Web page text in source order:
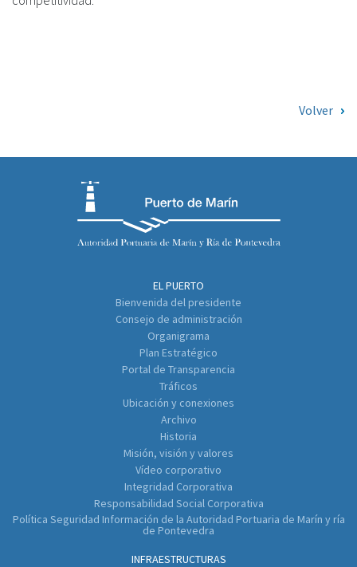
Volver
EL PUERTO
Bienvenida del presidente
Consejo de administración
Organigrama
Plan Estratégico
Portal de Transparencia
Tráficos
Ubicación y conexiones
Archivo
Historia
Misión, visión y valores
Vídeo corporativo
Integridad Corporativa
Responsabilidad Social Corporativa
Política Seguridad Información de la Autoridad Portuaria de Marín y ría
de Pontevedra
INFRAESTRUCTURAS